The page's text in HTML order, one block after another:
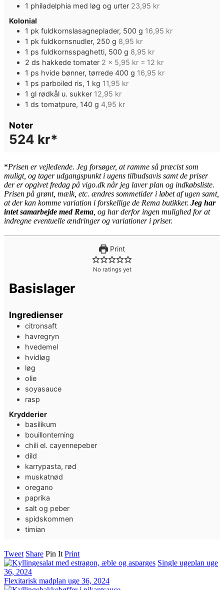
1 philadelphia med løg og urter 23,95 kr
Kolonial
1 pk fuldkornslasagneplader, 500 g 16,95 kr
1 pk fuldkornsnudler, 250 g 8,95 kr
1 ps fuldkornsspaghetti, 500 g 8,95 kr
2 ds hakkede tomater 2 x 5,95 kr = 12 kr
1 ps hvide bønner, tørrede 400 g 16,95 kr
1 ps parboiled ris, 1 kg 11,95 kr
1 gl rødkål u. sukker 12,95 kr
1 ds tomatpure, 140 g 4,95 kr
Noter
524 kr*
*Prisen er vejledende. Jeg forsøger, at ramme så præcist som
muligt, og tager udgangspunkt i ugens tilbudsavis samt de priser
der er opgivet fredag på vigo.dk når jeg laver plan og indkøbsliste.
Prisen på grønt, mælk, etc. ændres sommetider i løbet af ugen samt,
at der kan komme variation i forskellige de Rema butikker. Jeg har
intet samarbejde med Rema , og har derfor ingen mulighed for at
indregne eventuelle ændringer og variationer i priser.
Print
No ratings yet
Basislager
Ingredienser
citronsaft
havregryn
hvedemel
hvidløg
løg
olie
soyasauce
rasp
Krydderier
basilikum
bouillonterning
chili el. cayennepeber
dild
karrypasta, rød
muskatnød
oregano
paprika
salt og peber
spidskommen
timian
Tweet Share Pin It Print
Single ugeplan uge
36, 2024
Flexitarisk madplan uge 36, 2024